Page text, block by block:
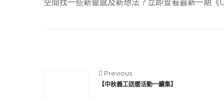
空間找一些新靈感及新想法？立即查看最新一期
Previous
【中秋義工送暖活動一續集】